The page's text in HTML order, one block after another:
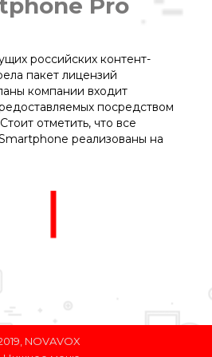
Pro
российских контент-
пакет лицензий
компании входит
посредством
отметить, что все
реализованы на
NOVAVOX